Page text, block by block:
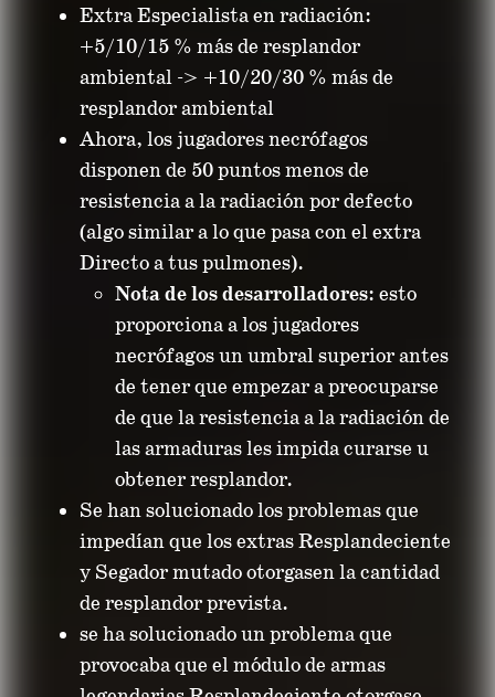
Extra Especialista en radiación:
+5/10/15 % más de resplandor
ambiental -> +10/20/30 % más de
resplandor ambiental
Ahora, los jugadores necrófagos
disponen de 50 puntos menos de
resistencia a la radiación por defecto
(algo similar a lo que pasa con el extra
Directo a tus pulmones).
Nota de los desarrolladores: esto
proporciona a los jugadores
necrófagos un umbral superior antes
de tener que empezar a preocuparse
de que la resistencia a la radiación de
las armaduras les impida curarse u
obtener resplandor.
Se han solucionado los problemas que
impedían que los extras Resplandeciente
y Segador mutado otorgasen la cantidad
de resplandor prevista.
se ha solucionado un problema que
provocaba que el módulo de armas